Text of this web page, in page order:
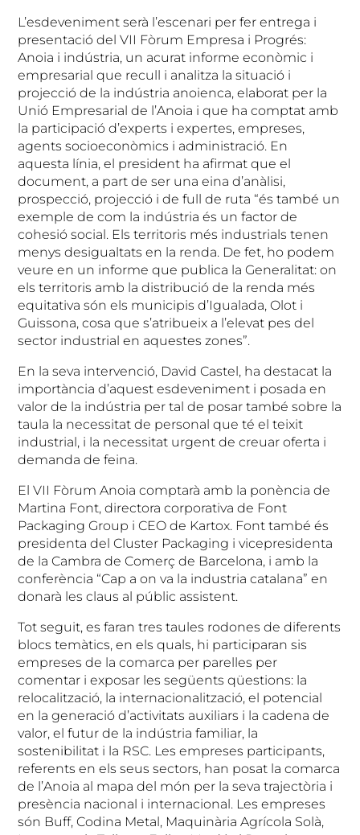
L’esdeveniment serà l’escenari per fer entrega i
presentació del VII Fòrum Empresa i Progrés:
Anoia i indústria, un acurat informe econòmic i
empresarial que recull i analitza la situació i
projecció de la indústria anoienca, elaborat per la
Unió Empresarial de l’Anoia i que ha comptat amb
la participació d’experts i expertes, empreses,
agents socioeconòmics i administració. En
aquesta línia, el president ha afirmat que el
document, a part de ser una eina d’anàlisi,
prospecció, projecció i de full de ruta “és també un
exemple de com la indústria és un factor de
cohesió social. Els territoris més industrials tenen
menys desigualtats en la renda. De fet, ho podem
veure en un informe que publica la Generalitat: on
els territoris amb la distribució de la renda més
equitativa són els municipis d’Igualada, Olot i
Guissona, cosa que s’atribueix a l’elevat pes del
sector industrial en aquestes zones”.
En la seva intervenció, David Castel, ha destacat la
importància d’aquest esdeveniment i posada en
valor de la indústria per tal de posar també sobre la
taula la necessitat de personal que té el teixit
industrial, i la necessitat urgent de creuar oferta i
demanda de feina.
El VII Fòrum Anoia comptarà amb la ponència de
Martina Font, directora corporativa de Font
Packaging Group i CEO de Kartox. Font també és
presidenta del Cluster Packaging i vicepresidenta
de la Cambra de Comerç de Barcelona, i amb la
conferència “Cap a on va la industria catalana” en
donarà les claus al públic assistent.
Tot seguit, es faran tres taules rodones de diferents
blocs temàtics, en els quals, hi participaran sis
empreses de la comarca per parelles per
comentar i exposar les següents qüestions: la
relocalització, la internacionalització, el potencial
en la generació d’activitats auxiliars i la cadena de
valor, el futur de la indústria familiar, la
sostenibilitat i la RSC. Les empreses participants,
referents en els seus sectors, han posat la comarca
de l’Anoia al mapa del món per la seva trajectòria i
presència nacional i internacional. Les empreses
són Buff, Codina Metal, Maquinària Agrícola Solà,